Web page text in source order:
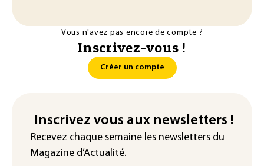
Vous n'avez pas encore de compte ?
Inscrivez-vous !
Créer un compte
Inscrivez vous aux newsletters !
Recevez chaque semaine les newsletters du
Magazine d’Actualité.